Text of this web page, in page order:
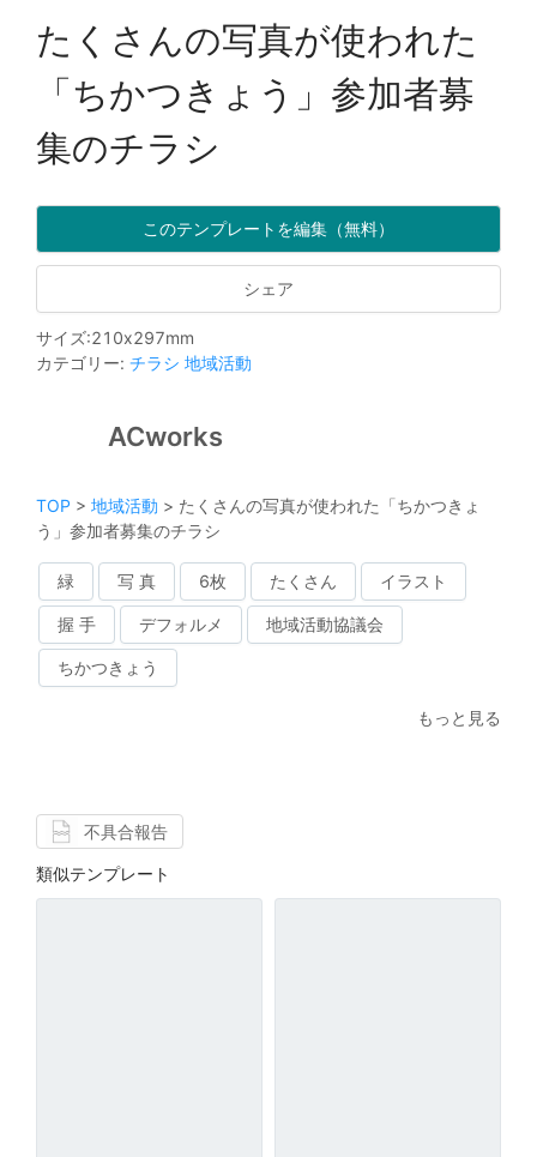
たくさんの写真が使われた
「ちかつきょう」参加者募
集のチラシ
このテンプレートを編集（無料）
シェア
サイズ:210x297mm
カテゴリー: チラシ 地域活動
ACworks
TOP > 地域活動 > たくさんの写真が使われた「ちかつきょ
う」参加者募集のチラシ
緑 写 真 6枚 たくさん イラスト
握 手 デフォルメ 地域活動協議会
ちかつきょう
もっと見る
不具合報告
類似テンプレート